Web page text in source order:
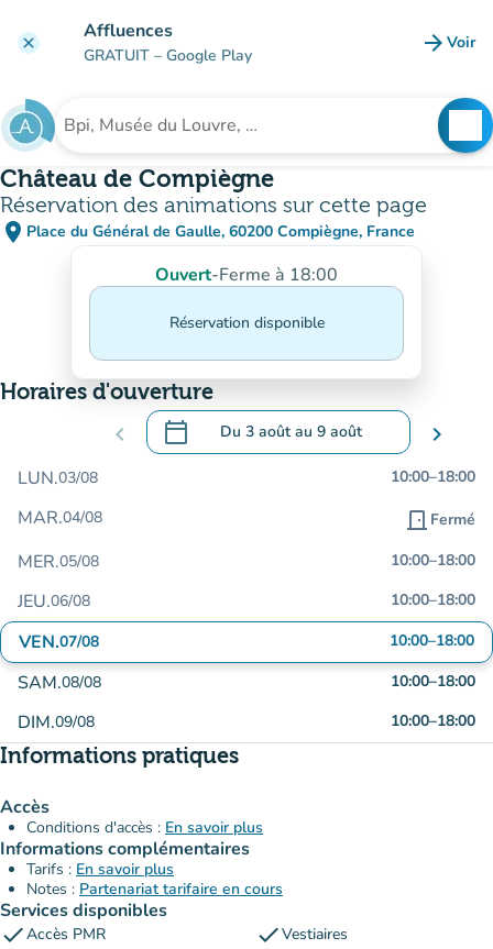
clear Affluences
GRATUIT – Google Play arrow_forward Voir
Rechercher un établissement
Château de Compiègne
Réservation des animations sur cette page
place Place du Général de Gaulle, 60200 Compiègne, France
(ouvrir dans Google Maps)
(nouvel onglet)
Ouvert-Ferme à 18:00
Réservation disponible
Horaires d'ouverture
chevron_left calendar_today Du 3 aoûtau 9 août
.Ouvrir le calendrier pour changer de
chevron_right
LUN.03/08 10:00–18:00
MAR.04/08 door_front Fermé
MER.05/08 10:00–18:00
JEU.06/08 10:00–18:00
VEN.07/08 10:00–18:00
SAM.08/08 10:00–18:00
DIM.09/08 10:00–18:00
Informations pratiques
Accès
Conditions d'accès : En savoir plus
Informations complémentaires
Tarifs : En savoir plus
Notes : Partenariat tarifaire en cours
Services disponibles
checkAccès PMR checkVestiaires